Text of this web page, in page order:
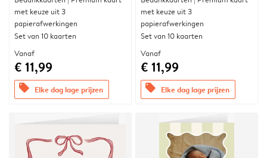
met keuze uit 3
papierafwerkingen
Set van 10 kaarten
Vanaf
€ 11,99
offers Elke dag lage prijzen
met keuze uit 3
papierafwerkingen
Set van 10 kaarten
Vanaf
€ 11,99
offers Elke dag lage prijzen